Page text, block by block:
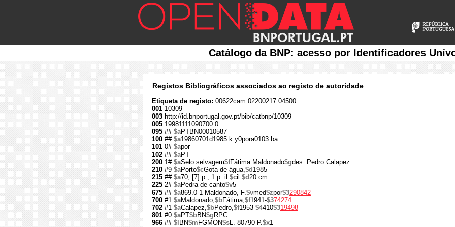
Catálogo da BNP: acesso por Identificadores
Registos Bibliográficos associados ao registo de autoridade
Etiqueta de registo: 00622cam 02200217 04500
001 10309
003 http://id.bnportugal.gov.pt/bib/catbnp/10309
005 19981111090700.0
095 ## $aPTBN00010587
100 ## $a19860701d1985 k y0pora0103 ba
101 0# $apor
102 ## $aPT
200 1# $aSelo selvagem$fFátima Maldonado$gdes. Pedro Calapez
210 #9 $aPorto$cGota de água,$d 1985
215 ## $a70, [7] p., 1 p. il.$cil.$d20 cm
225 2# $aPedra de canto$v5
675 ## $a869.0-1 Maldonado, F.$vmed$zpor$3290842
700 #1 $aMaldonado,$bFátima,$f1941-$374274
702 #1 $aCalapez,$bPedro,$f1953-$4410$319498
801 #0 $aPT$bBN$g RPC
966 ## $l BN$m FGMON$sL. 80790 P.$x1